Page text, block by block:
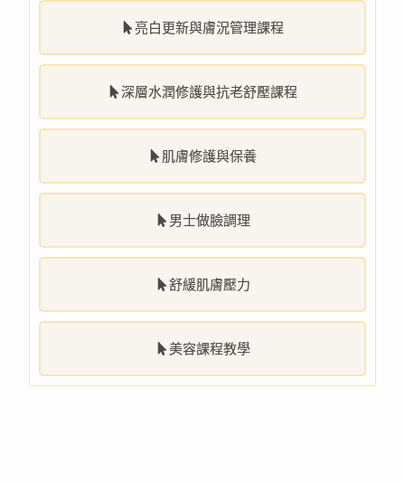
亮白更新與膚況管理課程
深層水潤修護與抗老舒壓課程
肌膚修護與保養
男士做臉調理
舒緩肌膚壓力
美容課程教學